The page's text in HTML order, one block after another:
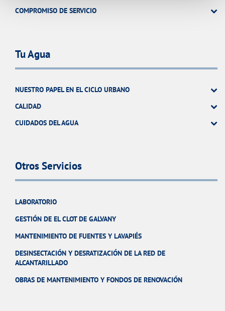
COMPROMISO DE SERVICIO
Tu Agua
NUESTRO PAPEL EN EL CICLO URBANO
CALIDAD
CUIDADOS DEL AGUA
Otros Servicios
LABORATORIO
GESTIÓN DE EL CLOT DE GALVANY
MANTENIMIENTO DE FUENTES Y LAVAPIÉS
DESINSECTACIÓN Y DESRATIZACIÓN DE LA RED DE
ALCANTARILLADO
OBRAS DE MANTENIMIENTO Y FONDOS DE RENOVACIÓN